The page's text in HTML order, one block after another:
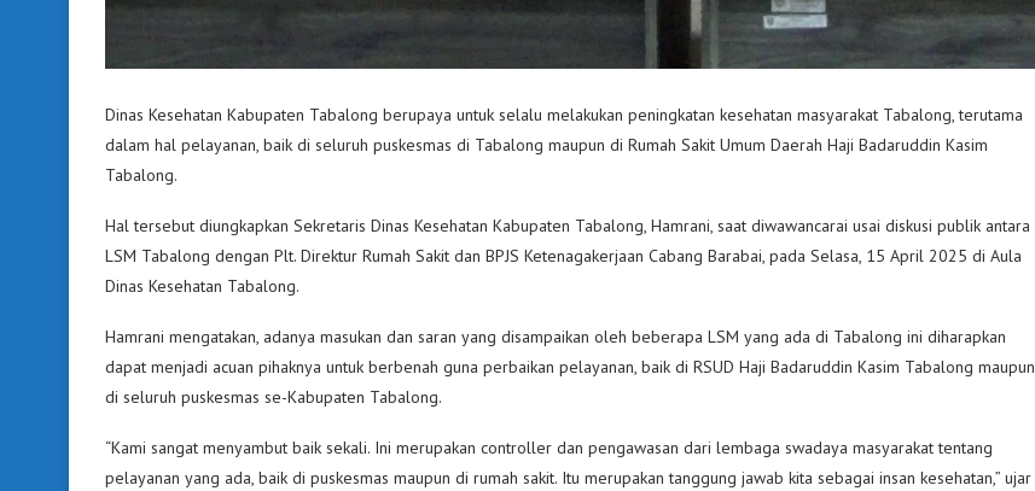
Dinas Kesehatan Kabupaten Tabalong berupaya untuk selalu melakukan peningkatan kesehatan masyarakat Tabalong, terutama
dalam hal pelayanan, baik di seluruh puskesmas di Tabalong maupun di Rumah Sakit Umum Daerah Haji Badaruddin Kasim
Tabalong.
Hal tersebut diungkapkan Sekretaris Dinas Kesehatan Kabupaten Tabalong, Hamrani, saat diwawancarai usai diskusi publik antara
LSM Tabalong dengan Plt. Direktur Rumah Sakit dan BPJS Ketenagakerjaan Cabang Barabai, pada Selasa, 15 April 2025 di Aula
Dinas Kesehatan Tabalong.
Hamrani mengatakan, adanya masukan dan saran yang disampaikan oleh beberapa LSM yang ada di Tabalong ini diharapkan
dapat menjadi acuan pihaknya untuk berbenah guna perbaikan pelayanan, baik di RSUD Haji Badaruddin Kasim Tabalong maupun
di seluruh puskesmas se-Kabupaten Tabalong.
“Kami sangat menyambut baik sekali. Ini merupakan controller dan pengawasan dari lembaga swadaya masyarakat tentang
pelayanan yang ada, baik di puskesmas maupun di rumah sakit. Itu merupakan tanggung jawab kita sebagai insan kesehatan,” ujar